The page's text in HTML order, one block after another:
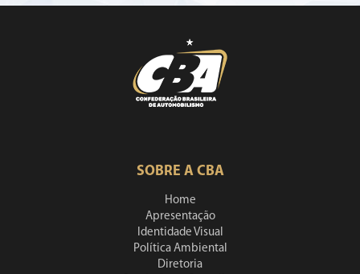
SOBRE A CBA
Home
Apresentação
Identidade Visual
Política Ambiental
Diretoria